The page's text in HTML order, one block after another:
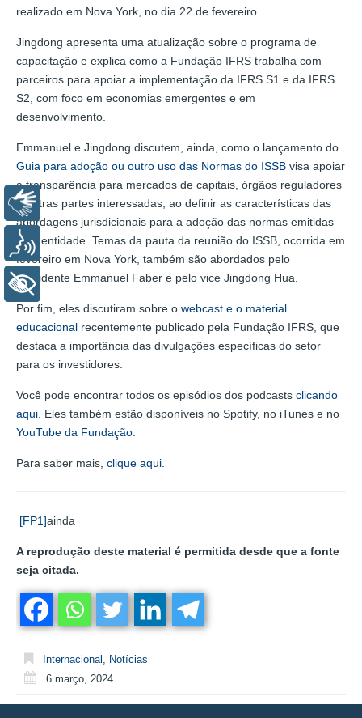
realizado em Nova York, no dia 22 de fevereiro.
Jingdong apresenta uma atualização sobre o programa de
capacitação e explica como a Fundação IFRS trabalha com
parceiros para apoiar a implementação da IFRS S1 e da IFRS
S2, com foco em economias emergentes e em
desenvolvimento.
Emmanuel e Jingdong discutem, ainda, como o lançamento do
Guia para adoção ou outro uso das Normas do ISSB visa apoiar
a transparência para mercados de capitais, órgãos reguladores
e outras partes interessadas, ao definir as características das
abordagens jurisdicionais para a adoção das normas emitidas
pela entidade. Temas da pauta da reunião do ISSB, ocorrida em
fevereiro em Nova York, também são abordados pelo
presidente Emmanuel Faber e pelo vice Jingdong Hua.
Por fim, eles discutiram sobre o webcast e o material
educacional recentemente publicado pela Fundação IFRS, que
destaca a importância das divulgações específicas do setor
para os investidores.
Você pode encontrar todos os episódios dos podcasts clicando
aqui . Eles também estão disponíveis no Spotify, no iTunes e no
YouTube da Fundação
Para saber mais, clique aqui
[FP1]ainda
A reprodução deste material é permitida desde que a fonte
seja citada.
Internacional
Notícias
6 março, 2024
Libras
Voz
+ Acessibilidade